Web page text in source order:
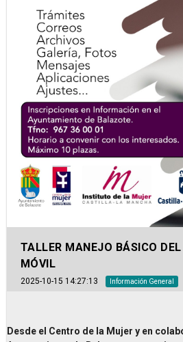
TALLER MANEJO BÁSICO
MÓVIL
2025-10-15 14:27:13 Información General
Desde el Centro de la Mujer y en